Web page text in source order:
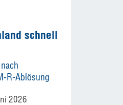
schnell
R-Ablösung
2026